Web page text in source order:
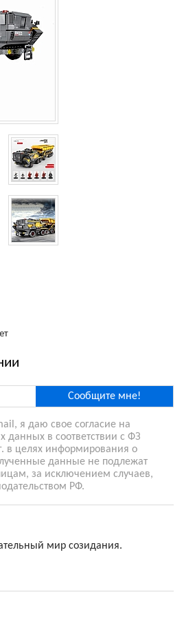
Сообщите мне!
я даю свое согласие на
данных в соответствии с ФЗ
в целях информирования о
данные не подлежат
за исключением случаев,
РФ.
мир созидания.